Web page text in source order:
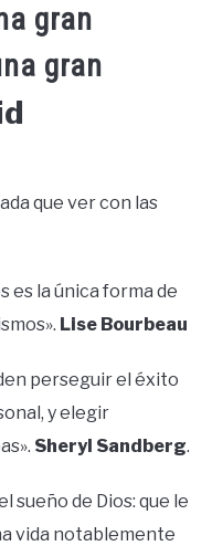
gran
gran
que ver con las
es la única forma de
Lise Bourbeau
perseguir el éxito
y elegir
Sheryl Sandberg.
sueño de Dios: que le
vida notablemente